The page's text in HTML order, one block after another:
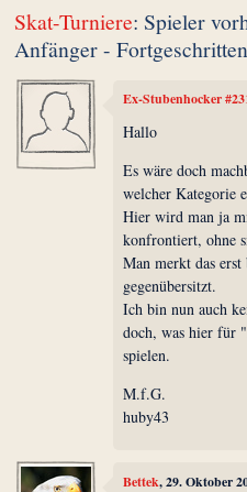
Skat-Turniere: Spieler
Anfänger -
Ex-Stubenhocker
Hallo
Es wäre doch
welcher Kategorie
Hier wird man ja
konfrontiert, ohne
Man merkt das
gegenübersitzt.
Ich bin nun auch
doch, was hier für
spielen.
M.f.G.
huby43
Bettek, 29. Oktober